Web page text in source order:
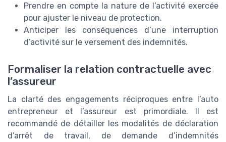
Prendre en compte la nature de l’activité exercée
pour ajuster le niveau de protection.
Anticiper les conséquences d’une interruption
d’activité sur le versement des indemnités.
Formaliser la relation contractuelle avec
l’assureur
La clarté des engagements réciproques entre l’auto
entrepreneur et l’assureur est primordiale. Il est
recommandé de détailler les modalités de déclaration
d’arrêt de travail, de demande d’indemnités